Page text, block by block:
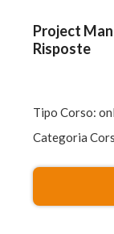
Project
Risposte
Tipo Corso:
Categoria